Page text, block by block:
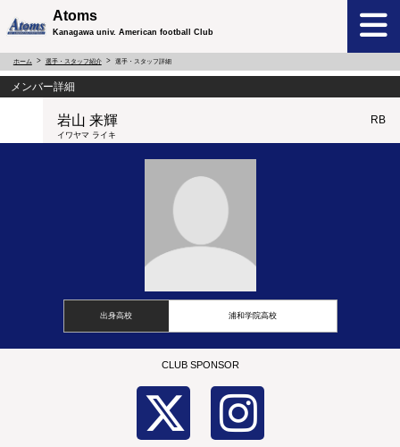
Atoms
Kanagawa univ. American football Club
ホーム 選手・スタッフ紹介 選手・スタッフ詳細
メンバー詳細
岩山 来輝
イワヤマ ライキ
RB
出身高校 浦和学院高校
CLUB SPONSOR